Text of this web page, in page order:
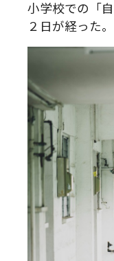
小学校での「
２日が経った